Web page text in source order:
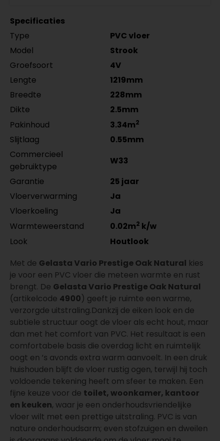
5555.0725.19
per lengte: mm, € 16,95 p/st
MDF plinten 12 cm
RAL9016 gelakt 5554.1211.19
per lengte: mm, € 21,95 p/st
Specificaties
Type
PVC vloer
Model
Strook
Groefsoort
4V
Lengte
1219mm
Breedte
228mm
Dikte
2.5mm
Pakinhoud
3.34m2
Slijtlaag
0.55mm
Commercieel
gebruiktype
W33
Garantie
25 jaar
Vloerverwarming
Ja
Vloerkoeling
Ja
Warmteweerstand
0.02m2 k/w
Look
Houtlook
Met de Gelasta Vario Prestige Oak Natural kies
je voor een PVC vloer die meteen warmte en rust
brengt. De Gelasta Vario Prestige Oak Natural
(artikelcode 4900) geeft je ruimte een warme,
verzorgde uitstraling.Dankzij de eiken look en de
subtiele structuur oogt de vloer als echt hout, maar
dan met het comfort van PVC. Het resultaat is een
comfortabele basis die overdag licht en ruimtelijk
oogt en ’s avonds extra warm aanvoelt. In een druk
huishouden blijft de vloer rustig ogen, terwijl hij toch
voldoende tekening heeft om sfeer te maken. Een
fijne keuze voor de toilet, woonkamer, kantoor
en keuken, waar je een onderhoudsvriendelijke
vloer wilt met een prettige uitstraling. PVC is van
nature onderhoudsarm; even stofzuigen en dweilen